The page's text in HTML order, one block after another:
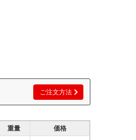
ご注文方法
重量 価格